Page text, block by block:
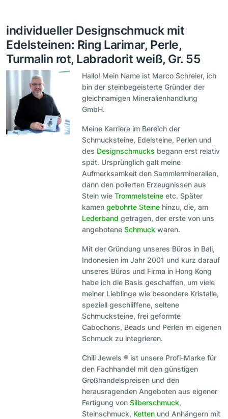
individueller Designschmuck mit
Edelsteinen: Ring Larimar, Perle,
Turmalin rot, Labradorit weiß, Gr. 55
Hallo! Mein Name ist Marco Schreier, ich
bin der steinbegeisterte Gründer der
gleichnamigen Mineralienhandlung
GmbH.
Meine Karriere im Bereich der
Schmucksteine, Edelsteine, Perlen und
des Designschmucks begann erst relativ
spät. Ursprünglich galt meine
Aufmerksamkeit den Sammlermineralien,
dann den polierten Erzeugnissen aus
Stein wieTrommelsteine etc. Später
kamengebohrte Steine hinzu, die, am
Lederband getragen, der erste von uns
angeboteneSchmuck waren.
Mit der Gründung unseres Büros in Bali,
Indonesien im Jahr 2001 und kurz darauf
unseres Büros und Firma in Hong Kong
habe ich die Basis geschaffen, um viele
meiner Lieblinge wie besondere Kristalle,
speziell geschliffene, seltene
Schmucksteine, frei geformte
Cabochons, Beads und Perlen im eigenen
Schmuck zu integrieren.
Chili Jewels ® ist unsere Profi-Marke für
den Fachhandel mit den günstigen
Großhandelspreisen und den
herausragenden Angeboten aus eigener
Fertigung vonSilberschmuck,
Steinschmuck, Ketten und Anhängern mit